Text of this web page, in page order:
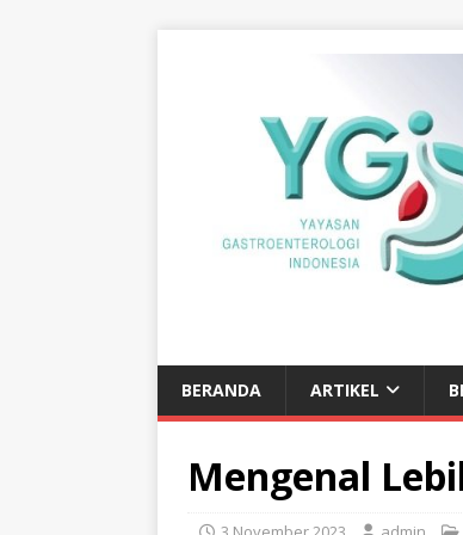
BERANDA ARTIKEL
Mengenal